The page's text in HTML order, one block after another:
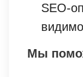
SEO-
Мы